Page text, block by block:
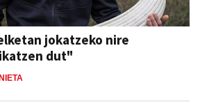
jokatzeko nire
dut"